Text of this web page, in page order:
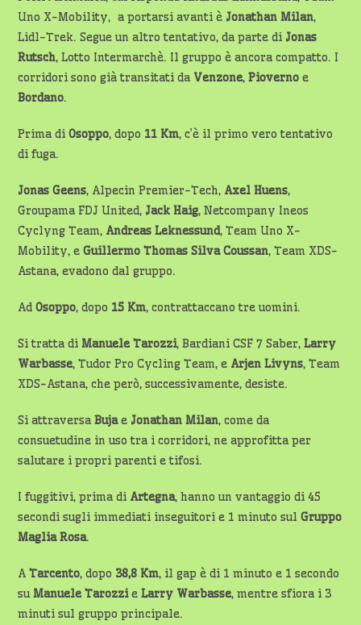
Uno X-Mobility, a portarsi avanti è Jonathan Milan,
Lidl-Trek. Segue un altro tentativo, da parte di Jonas
Rutsch, Lotto Intermarchè. Il gruppo è ancora compatto. I
corridori sono già transitati da Venzone,Pioverno e
Bordano.
Prima diOsoppo, dopo 11 Km, c’è il primo vero tentativo
di fuga.
Jonas Geens, Alpecin Premier-Tech, Axel Huens,
Groupama FDJ United, Jack Haig, Netcompany Ineos
Cyclyng Team, Andreas Leknessund, Team Uno X-
Mobility, eGuillermo Thomas Silva Coussan, Team XDS-
Astana, evadono dal gruppo.
AdOsoppo, dopo 15 Km, contrattaccano tre uomini.
Si tratta diManuele Tarozzi, Bardiani CSF 7 Saber,Larry
Warbasse, Tudor Pro Cycling Team, e Arjen Livyns, Team
XDS-Astana, che però, successivamente, desiste.
Si attraversaBujae Jonathan Milan, come da
consuetudine in uso tra i corridori, ne approfitta per
salutare i propri parenti e tifosi.
I fuggitivi, prima di Artegna, hanno un vantaggio di 45
secondi sugli immediati inseguitori e 1 minuto sulGruppo
Maglia Rosa.
ATarcento, dopo 38,8 Km, il gap è di 1 minuto e 1 secondo
suManuele TarozzieLarry Warbasse, mentre sfiora i 3
minuti sul gruppo principale.